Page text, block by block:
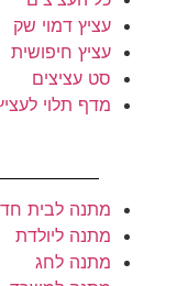
עציץ דמוי שק
עציץ חיפושית
סט עציצים
מדף תלוי
מתנה לבית
מתנה ליולדת
מתנה לחג